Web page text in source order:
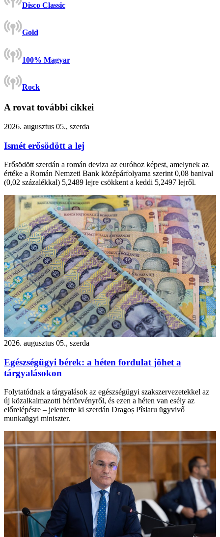
Disco Classic
Gold
100% Magyar
Rock
A rovat további cikkei
2026. augusztus 05., szerda
Ismét erősödött a lej
Erősödött szerdán a román deviza az euróhoz képest, amelynek az
értéke a Román Nemzeti Bank középárfolyama szerint 0,08 banival
(0,02 százalékkal) 5,2489 lejre csökkent a keddi 5,2497 lejről.
2026. augusztus 05., szerda
Egészségügyi bérek: a héten fordulat jöhet a
tárgyalásokon
Folytatódnak a tárgyalások az egészségügyi szakszervezetekkel az
új közalkalmazotti bértörvényről, és ezen a héten van esély az
előrelépésre – jelentette ki szerdán Dragoș Pîslaru ügyvivő
munkaügyi miniszter.